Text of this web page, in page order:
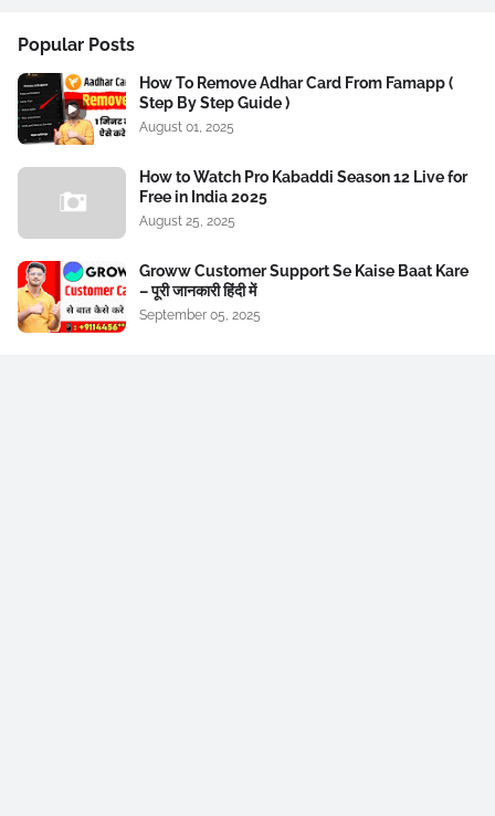
Popular Posts
How To Remove Adhar Card From Famapp (
Step By Step Guide )
August 01, 2025
How to Watch Pro Kabaddi Season 12 Live for
Free in India 2025
August 25, 2025
Groww Customer Support Se Kaise Baat Kare
– पूरी जानकारी हिंदी में
September 05, 2025